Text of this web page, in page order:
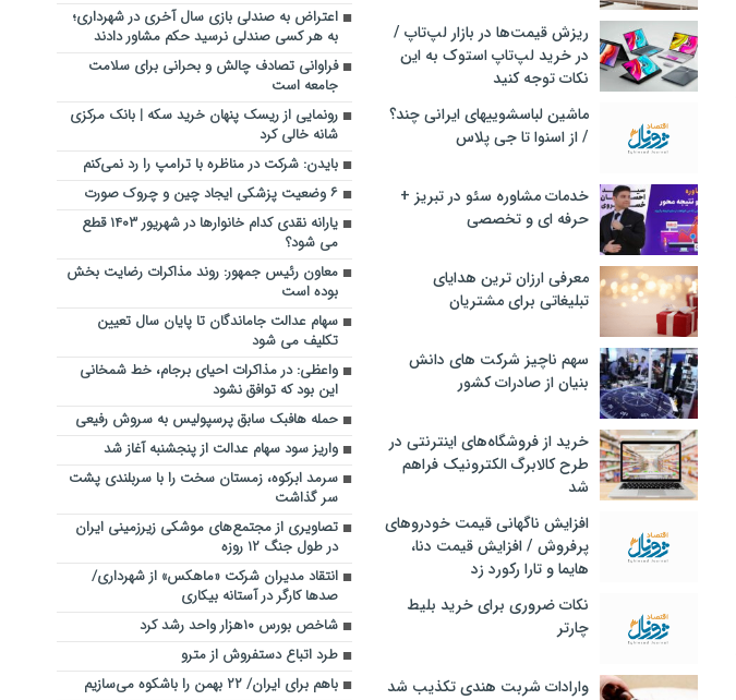
ریزش قیمت‌ها در بازار لپ‌تاپ /
در خرید لپ‌تاپ استوک به این
نکات توجه کنید
ماشین لباسشویی‎های ایرانی چند؟
/ از اسنوا تا جی پلاس
خدمات مشاوره سئو در تبریز +
حرفه ای و تخصصی
معرفی ارزان ترین هدایای
تبلیغاتی برای مشتریان
سهم ناچیز شرکت های دانش
بنیان از صادرات کشور
خرید از فروشگاه‌های اینترنتی در
طرح کالابرگ الکترونیک فراهم
شد
افزایش ناگهانی قیمت خودروهای
پرفروش / افزایش قیمت دنا،
هایما و تارا رکورد زد
نکات ضروری برای خرید بلیط
چارتر
وارادات شربت هندی تکذیب شد
اعتراض به صندلی بازی سال آخری در شهرداری؛
به هر کسی صندلی نرسید حکم مشاور دادند
فراوانی تصادف چالش و بحرانی برای سلامت
جامعه است
رونمایی از ریسک پنهان خرید سکه | بانک مرکزی
شانه خالی کرد
بایدن: شرکت در مناظره با ترامپ را رد نمی‌کنم
۶ وضعیت پزشکی ایجاد چین و چروک صورت
یارانه نقدی کدام خانوارها در شهریور ۱۴۰۳ قطع
می شود؟
معاون رئیس جمهور: روند مذاکرات رضایت بخش
بوده است
سهام عدالت جاماندگان تا پایان سال تعیین
تکلیف می شود
واعظی: در مذاکرات احیای برجام، خط شمخانی
این بود که توافق نشود
حمله هافبک سابق پرسپولیس به سروش رفیعی
واریز سود سهام عدالت از پنجشنبه آغاز شد
سرمد ابرکوه، زمستان سخت را با سربلندی پشت
سر گذاشت
تصاویری از مجتمع‌های موشکی زیرزمینی ایران
در طول جنگ ۱۲ روزه
انتقاد مدیران شرکت «ماهکس» از شهرداری/
صدها کارگر در آستانه‌ بیکاری
شاخص بورس ۱۰هزار واحد رشد کرد
طرد اتباع دستفروش از مترو
باهم برای ایران/ ۲۲ بهمن را باشکوه می‌سازیم